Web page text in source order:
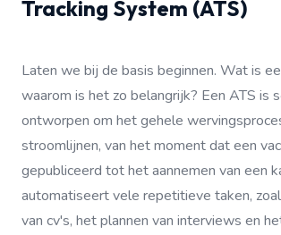
Tracking System (ATS)
Laten we bij de basis beginnen. Wat is
waarom is het zo belangrijk? Een ATS is
ontworpen om het gehele
stroomlijnen, van het moment dat een
gepubliceerd tot het aannemen van een
automatiseert vele repetitieve taken,
van cv's, het plannen van interviews en